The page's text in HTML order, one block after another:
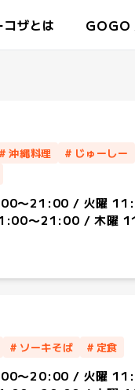
コザとは GOGO
# 沖縄料理 # じゅーしー
〜21:00 / 火曜
〜21:00 / 木曜
/ 日曜 11:00〜
# ソーキそば # 定食
〜20:00 / 火曜